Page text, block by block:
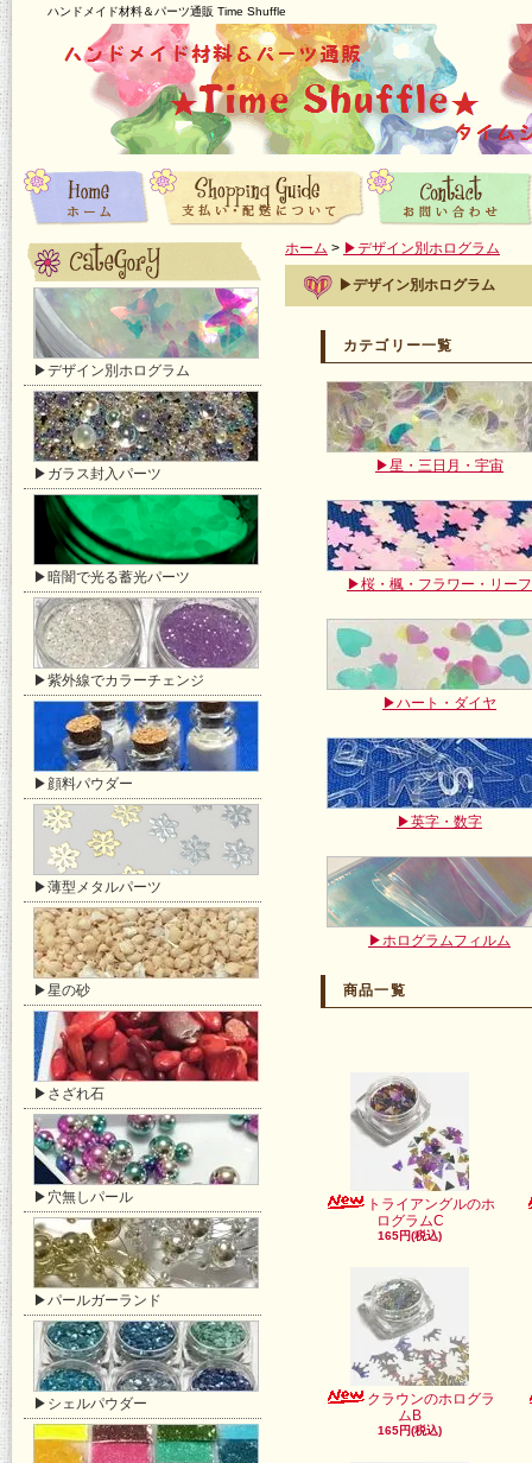
ハンドメイド材料＆パーツ通販 Time Shuffle
▶デザイン別ホログラム
▶ガラス封入パーツ
▶暗闇で光る蓄光パーツ
▶紫外線でカラーチェンジ
▶顔料パウダー
▶薄型メタルパーツ
▶星の砂
▶さざれ石
▶穴無しパール
▶パールガーランド
▶シェルパウダー
ホーム > ▶デザイン別ホログラム
▶デザイン別ホログラム
カテゴリー一覧
▶星・三日月・宇宙
▶桜・楓・フラワー・リーフ
▶ハート・ダイヤ
▶英字・数字
▶ホログラムフィルム
商品一覧
トライアングルのホ
ログラムC
165円(税込)
クラウンのホログラ
ムB
165円(税込)